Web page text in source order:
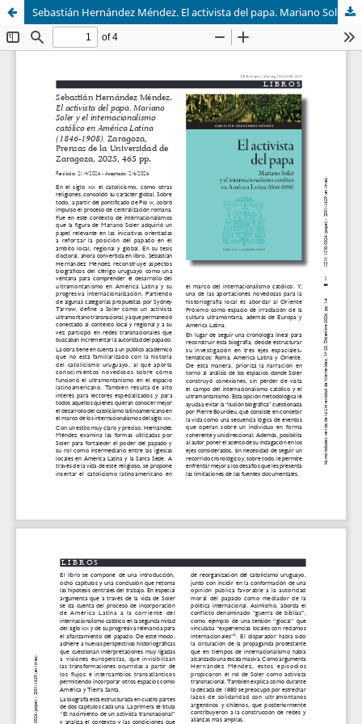
Sebastián Hernández Méndez. El activista del papa. Mariano Soler y el internacionalismo católico en América Latina (1846-1908). Zaragoza, Prensas de la Universidad de Zaragoza, 2025, 465 pp.